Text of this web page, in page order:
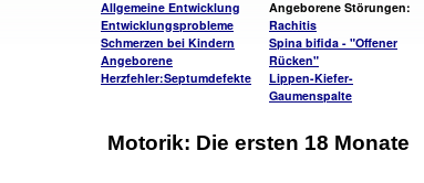
Allgemeine Entwicklung
Entwicklungsprobleme
Schmerzen bei Kindern
Angeborene
Herzfehler:Septumdefekte
Angeborene Störungen:
Rachitis
Spina bifida - "Offener
Rücken"
Lippen-Kiefer-
Gaumenspalte
Motorik: Die ersten 18 Monate